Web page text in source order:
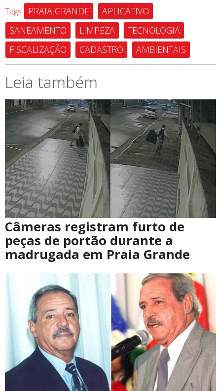
Tags PRAIA GRANDE
APLICATIVO
SANEAMENTO
LIMPEZA
TECNOLOGIA
FISCALIZAÇÃO
CADASTRO AMBIENTAIS
Leia também
Câmeras registram furto de
peças de portão durante a
madrugada em Praia Grande